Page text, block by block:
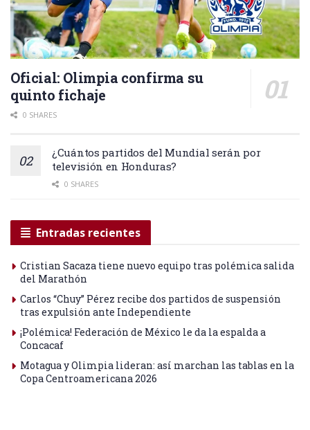
Oficial: Olimpia confirma su
quinto fichaje
0 SHARES
¿Cuántos partidos del Mundial serán por
televisión en Honduras?
0 SHARES
Entradas recientes
Cristian Sacaza tiene nuevo equipo tras polémica salida
del Marathón
Carlos “Chuy” Pérez recibe dos partidos de suspensión
tras expulsión ante Independiente
¡Polémica! Federación de México le da la espalda a
Concacaf
Motagua y Olimpia lideran: así marchan las tablas en la
Copa Centroamericana 2026